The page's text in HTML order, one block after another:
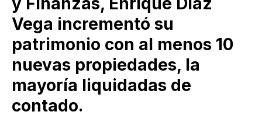
Vega incrementó su
patrimonio con al menos 10
nuevas propiedades, la
mayoría liquidadas de
contado.